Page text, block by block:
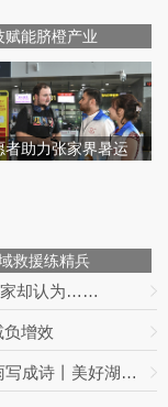
赋能脐橙产业
者助力张家界暑运
救援练精兵
家却认为……
负增效
勇敢的“新生”！“扫帚诗人”黄新生把岁月风雨写成诗丨美好湖南推荐官